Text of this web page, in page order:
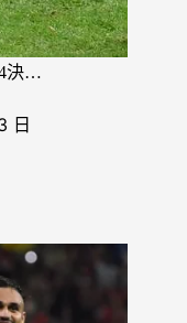
4決…
日